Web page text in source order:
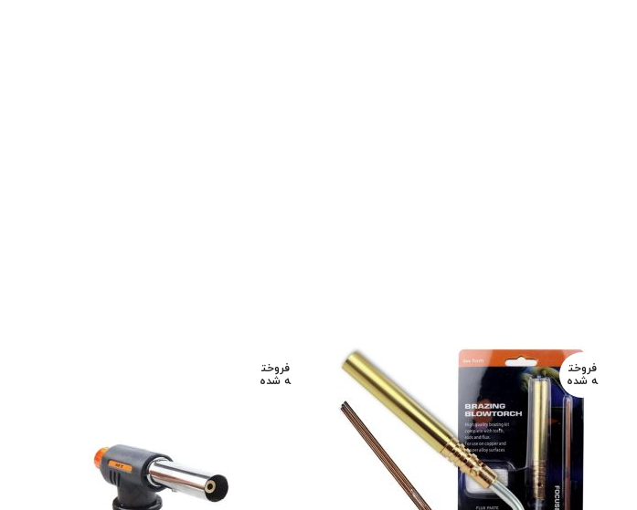
فروخت
ه شده
فروخت
ه شده